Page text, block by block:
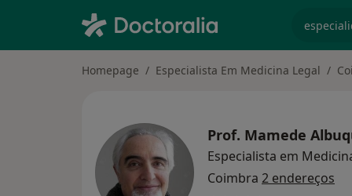
Homepage Especialista Em Medicina Legal
Prof. Mamede
Especialista em
Coimbra 2 endereços